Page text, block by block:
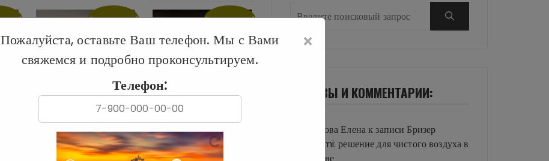
Распродажа!
Кондиционер Xiaomi
Сплит система
инвертор Mijia Air
Распродажа!
Кондиционер Xiaomi
Сплит система
инвертор Mijia Air
ОТЗЫВЫ И КОММЕНТАРИИ:
Иванова Еленак записиБризер
Xiaomi: решение для чистого воздуха в
×
Пожалуйста, оставьте Ваш телефон. Мы с Вами
свяжемся и подробно проконсультируем.
Телефон: